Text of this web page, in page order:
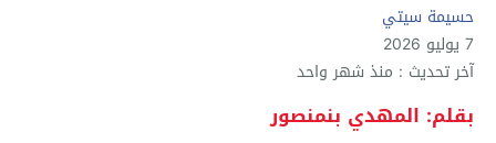
حسيمة سيتي
7 يوليو 2026
آخر تحديث : منذ شهر واحد
بقلم: المهدي بنمنصور